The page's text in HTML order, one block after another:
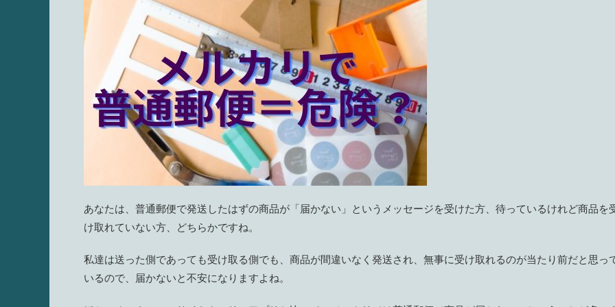
あなたは、普通郵便で発送したはずの商品が「届かない」というメッセージを受けた方、待っているけれど商品を
け取れていない方、どちらかですね。
私達は送った側であっても受け取る側でも、商品が間違いなく発送され、無事に受け取れるのが当たり前だと思っ
いるので、届かないと不安になりますよね。